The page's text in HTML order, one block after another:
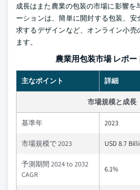
成長はまた農業の包装の市場に影響を
ーションは、簡単に開封する包装、
求するデザインなど、オンライン小売
ます。
農業用包装市場 レポー
主なポイント 詳細
市場規模と成長
基準年 2023
市場規模で 2023 USD 8.7
予測期間 2024 to 2032
CAGR
6.1%